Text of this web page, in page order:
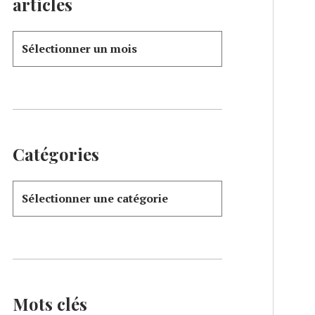
Catégories
Mots clés